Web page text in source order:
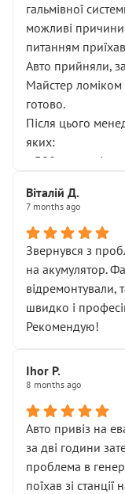
гальмівної
можливі причини
питанням
Авто прийняли,
Майстер ломіком
готово.
Після цього
яких:
• 300 грн —
НЕ погоджував
послуга. Тим
діагностики
зауваження
лише
Але головне — я
залишився таким
Далі ситуація
• сказали, що
• що біля авто
• почали
чіткого
( ну все зняли
Окремий момент,
Віталій Д.
7 months ago
Звернувся з
на акумулятор.
відремонтували,
швидко і
Рекомендую!
Ihor P.
8 months ago
Авто привіз на
за дві години
проблема в
поїхав зі